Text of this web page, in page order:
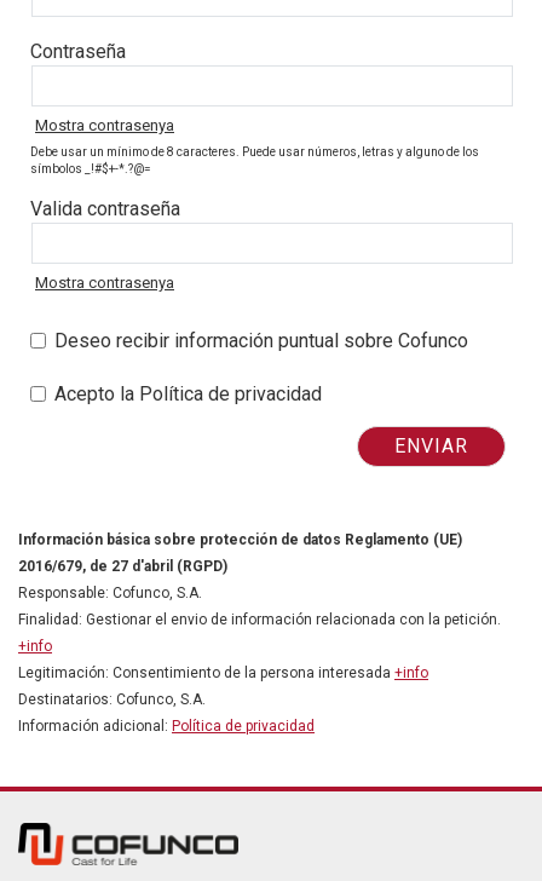
Contraseña
Mostra contrasenya
Debe usar un mínimo de 8 caracteres. Puede usar números, letras y alguno de los
símbolos _!#$+-*.?@=
Valida contraseña
Mostra contrasenya
Deseo recibir información puntual sobre Cofunco
Acepto la Política de privacidad
Información básica sobre protección de datos Reglamento (UE)
2016/679, de 27 d'abril (RGPD)
Responsable: Cofunco, S.A.
Finalidad: Gestionar el envio de información relacionada con la petición.
+info
Legitimación: Consentimiento de la persona interesada +info
Destinatarios: Cofunco, S.A.
Información adicional: Política de privacidad